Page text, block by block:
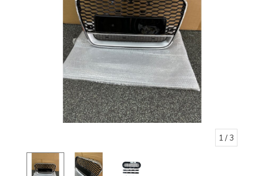
1 / 3